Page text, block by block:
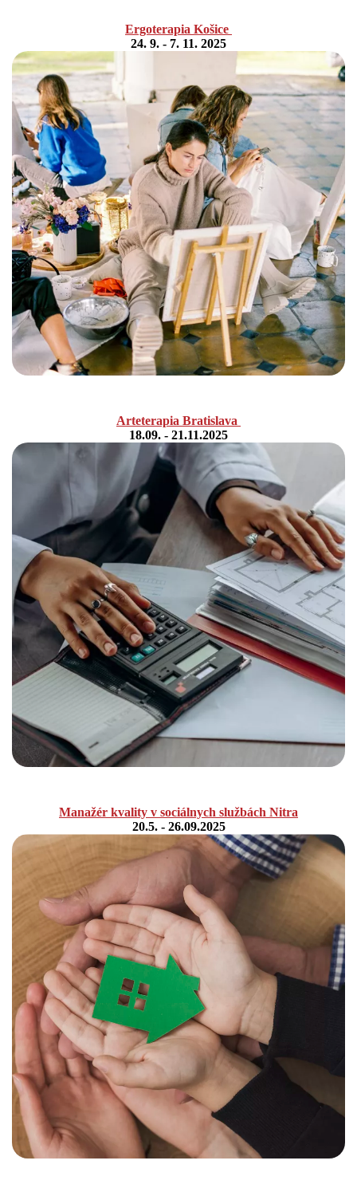
Ergoterapia Košice
24. 9. - 7. 11. 2025
Arteterapia Bratislava
18.09. - 21.11.2025
Manažér kvality v sociálnych službách Nitra
20.5. - 26.09.2025